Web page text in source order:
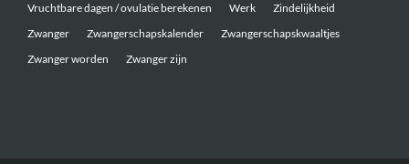
Vruchtbare dagen / ovulatie berekenen
Werk
Zindelijkheid
Zwanger
Zwangerschapskalender
Zwangerschapskwaaltjes
Zwanger worden
Zwanger zijn